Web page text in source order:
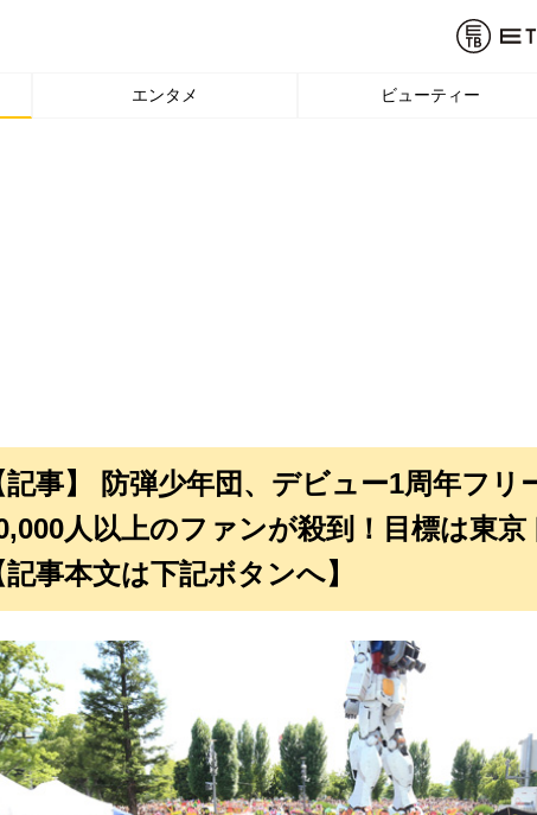
エンタメ ビューティー
記事】 防弾少年団、デビュー1周年フリ
人以上のファンが殺到！目標は東京
記事本文は下記ボタンへ】